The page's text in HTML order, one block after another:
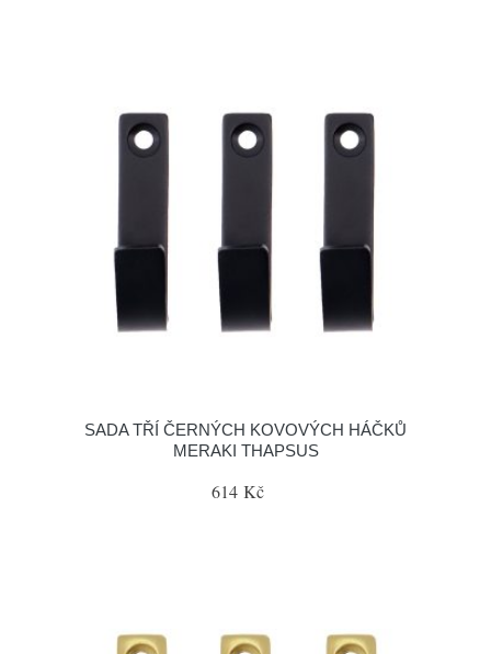
SADA TŘÍ ČERNÝCH KOVOVÝCH HÁČKŮ
MERAKI THAPSUS
614 Kč